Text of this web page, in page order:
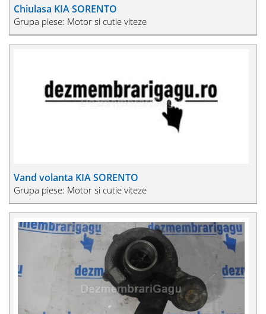
Chiulasa KIA SORENTO
Grupa piese: Motor si cutie viteze
Vand volanta KIA SORENTO
Grupa piese: Motor si cutie viteze